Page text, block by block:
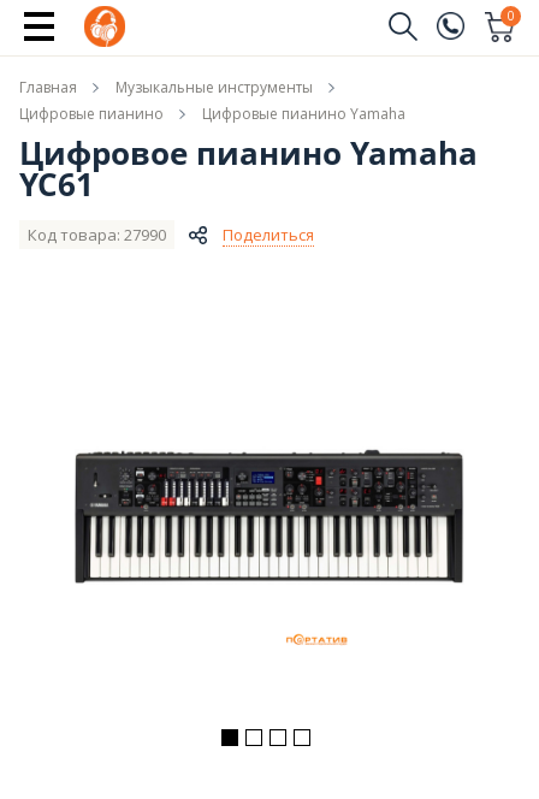
(096)
(044)
0
Имя
Телефон
Главная
Музыкальные инструменты
Цифровые пианино
Цифровые пианино Yamaha
Цифровое пианино Yamaha
YC61
Код товара: 27990 Поделиться
Купить